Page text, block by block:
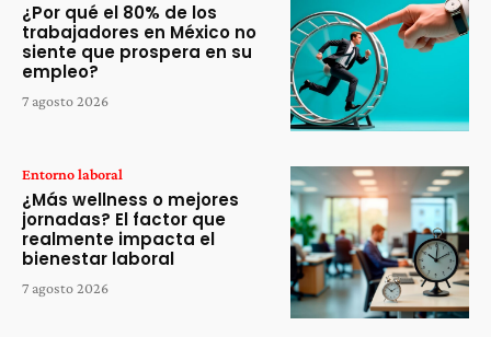
¿Por qué el 80% de los
trabajadores en México no
siente que prospera en su
empleo?
7 agosto 2026
Entorno laboral
¿Más wellness o mejores
jornadas? El factor que
realmente impacta el
bienestar laboral
7 agosto 2026